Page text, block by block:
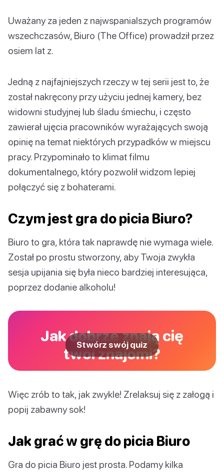
Uważany za jeden z najwspanialszych programów
wszechczasów, Biuro (The Office) prowadził przez
osiem lat z.
Jedną z najfajniejszych rzeczy w tej serii jest to, że
został nakręcony przy użyciu jednej kamery, bez
widowni studyjnej lub śladu śmiechu, i często
zawierał ujęcia pracowników wyrażających swoją
opinię na temat niektórych przypadków w miejscu
pracy. Przypominało to klimat filmu
dokumentalnego, który pozwolił widzom lepiej
połączyć się z bohaterami.
Czym jest gra do picia Biuro?
Biuro to gra, która tak naprawdę nie wymaga wiele.
Został po prostu stworzony, aby Twoja zwykła
sesja upijania się była nieco bardziej interesująca,
poprzez dodanie alkoholu!
Jak dobrze znają cię
twoi znajomi?
Stwórz swój quiz
Więc zrób to tak, jak zwykle! Zrelaksuj się z załogą i
popij zabawny sok!
Jak grać w grę do picia Biuro
Gra do picia Biuro jest prosta. Podamy kilka